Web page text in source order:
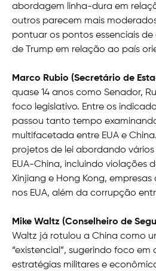
abordagem linha-dura em
outros parecem mais
pontuar os pontos essenciais
de Trump em relação ao país
Marco Rubio (Secretário de
quase 14 anos como Senador,
foco legislativo. Entre os
passou tanto tempo
multifacetada entre EUA e
projetos de lei abordando
EUA-China, incluindo violações
Xinjiang e Hong Kong,
nos EUA, além da corrupção
Mike Waltz (Conselheiro de
Waltz já rotulou a China como
“existencial”, sugerindo foco
estratégias militares e